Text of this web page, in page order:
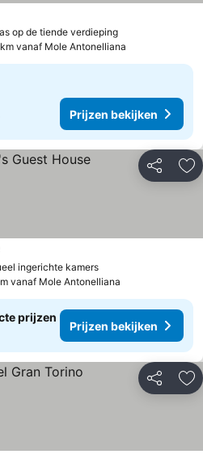
op de tiende verdieping
vanaf Mole Antonelliana
Prijzen bekijken
Delen
ingerichte kamers
vanaf Mole Antonelliana
prijzen
Prijzen bekijken
Delen